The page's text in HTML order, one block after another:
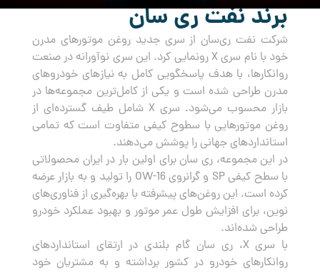
برند نفت ری سان
شرکت نفت ری‌سان از سری جدید روغن‌ موتورهای مدرن
خود با نام سری X رونمایی کرد. این سری نوآورانه در صنعت
روانکارها، با هدف پاسخگویی کامل به نیازهای خودروهای
مدرن طراحی شده است و یکی از کامل‌ترین مجموعه‌ها در
بازار محسوب می‌شود. سری X شامل طیف گسترده‌ای از
روغن‌ موتورهایی با سطوح کیفی متفاوت است که تمامی
استانداردهای جهانی را پوشش می‌دهند.
در این مجموعه، ری سان برای اولین بار در ایران محصولاتی
با سطح کیفی SP و گرانروی OW-16 را تولید و به بازار عرضه
کرده است. این روغن‌های پیشرفته با بهره‌گیری از فناوری‌های
نوین، برای افزایش طول عمر موتور و بهبود عملکرد خودرو
طراحی شده‌اند.
با سری X، ری سان گام بلندی در ارتقای استانداردهای
روانکارهای خودرو در کشور برداشته و به مشتریان خود